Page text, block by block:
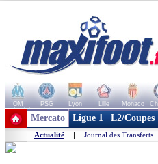
OM PSG Lyon Lille Monaco
+ de clubs
Mercato Ligue 1 L2/Coupes
Actualité | Journal des Transferts